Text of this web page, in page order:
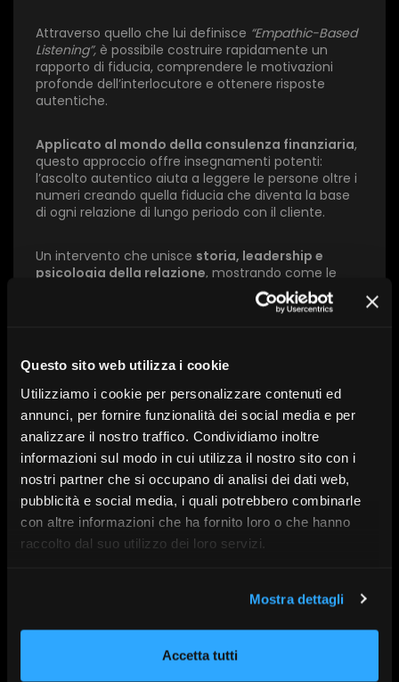
Questo sito web utilizza i cookie
Utilizziamo i cookie per personalizzare contenuti ed
annunci, per fornire funzionalità dei social media e per
analizzare il nostro traffico. Condividiamo inoltre
informazioni sul modo in cui utilizza il nostro sito con i
nostri partner che si occupano di analisi dei dati web,
pubblicità e social media, i quali potrebbero combinarle
con altre informazioni che ha fornito loro o che hanno
raccolto dal suo utilizzo dei loro servizi.
Mostra dettagli
Accetta tutti
Attraverso quello che lui definisce “Empathic-Based
Listening”, è possibile costruire rapidamente un
rapporto di fiducia, comprendere le motivazioni
profonde dell’interlocutore e ottenere risposte
autentiche.
Applicato al mondo della consulenza finanziaria,
questo approccio offre insegnamenti potenti:
l’ascolto autentico aiuta a leggere le persone oltre i
numeri creando quella fiducia che diventa la base
di ogni relazione di lungo periodo con il cliente.
Un intervento che unisce storia, leadership e
psicologia della relazione, mostrando come le
tecniche sviluppate in contesti estremi possano
diventare strumenti concreti per migliorare il
** Il corso è accreditato per 1 ora ai fini del
mantenimento delle Certificazioni EFA, EFP, EIP,
ESG, EIS, PPF, TAP, PPS, PMK, EFD, EXP, FBA, UIS, EPS,
EAI, in quanto conforme agli standard di Efpa
Italia. **
Eric Maddox, Assunta Siviero
×
5 stars
4 stars
3 stars
2 stars
1 star
Invia